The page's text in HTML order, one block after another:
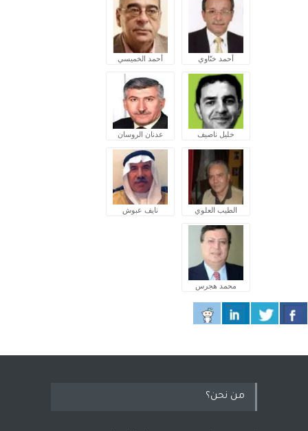
أحمد ختّاوي أحمد الخميسي
خليل ناصيف عدنان الروسان
الطيب العلوي نايف عبوش
محمد هجرس
من نحن؟